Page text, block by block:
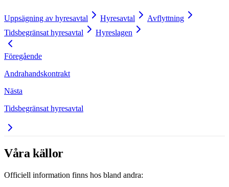
Uppsägning av hyresavtal Hyresavtal
Avflyttning
Tidsbegränsat hyresavtal
Hyreslagen
Föregående
Andrahandskontrakt
Nästa
Tidsbegränsat hyresavtal
Våra källor
Officiell information finns hos bland andra: